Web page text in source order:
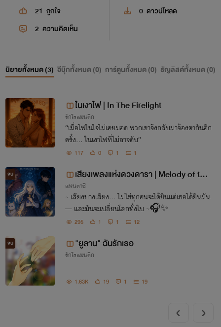
21 ถูกใจ 0 ดาวน์โหลด
2 ความคิดเห็น
นิยายทั้งหมด (3) อีบุ๊กทั้งหมด (0) การ์ตูนทั้งหมด (0) ธัญลิสต์ทั้งหมด (0)
ในเงาไฟ | In The Firelight
รักโรแมนติก
“เมื่อไฟในใจไม่เคยมอด พวกเขาจึงกลับมาจ้องตากันอีก
ครั้ง… ในเงาไฟที่ไม่อาจดับ”
117 0 1 1
จบ
เสียงเพลงแห่งดวงดารา | Melody of the
starborn
แฟนตาซี
~ เสียงบางเสียง… ไม่ใช่ทุกคนจะได้ยินแต่เธอได้ยินมัน
— และมันจะเปลี่ยนโลกทั้งใบ ~🎧✨
295 1 1 12
จบ "ยูลาน" ฉันรักเธอ
รักโรแมนติก
1.63K 19 1 19